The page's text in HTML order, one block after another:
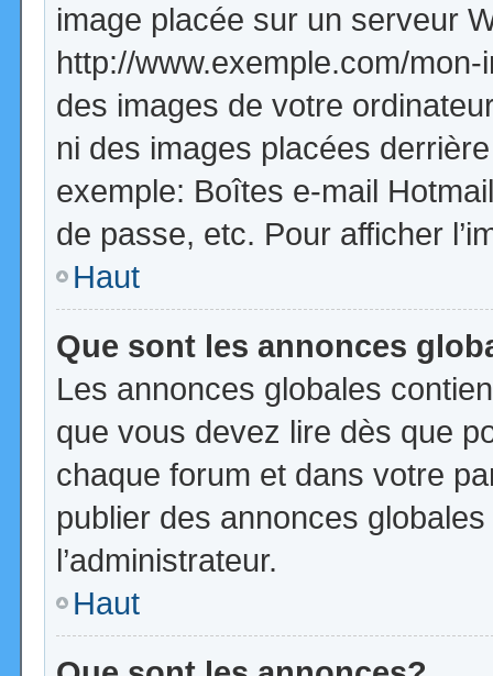
image placée sur un serveur
http://www.exemple.com/
des images de votre
ni des images placées
exemple: Boîtes e-mail
de passe, etc. Pour afficher
Haut
Que sont les annonces
Les annonces globales
que vous devez lire dès que
chaque forum et dans votre
publier des annonces
l’administrateur.
Haut